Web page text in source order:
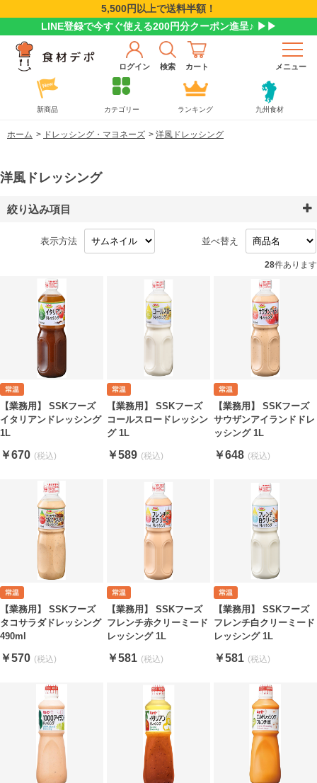
5,500円以上で送料半額！
LINE登録で今すぐ使える200円分クーポン進呈♪ ▶▶
ログイン 検索 カート メニュー
新商品 カテゴリー ランキング 九州食材
ホーム > ドレッシング・マヨネーズ > 洋風ドレッシング
洋風ドレッシング
絞り込み項目
表示方法 並べ替え
28件あります
【業務用】 SSKフーズ
イタリアンドレッシング
1L
￥670
【業務用】 SSKフーズ
コールスロードレッシン
グ 1L
￥589
【業務用】 SSKフーズ
サウザンアイランドドレ
ッシング 1L
￥648
【業務用】 SSKフーズ
タコサラダドレッシング
490ml
￥570
【業務用】 SSKフーズ
フレンチ赤クリーミード
レッシング 1L
￥581
【業務用】 SSKフーズ
フレンチ白クリーミード
レッシング 1L
￥581